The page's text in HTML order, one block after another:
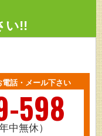
い!!
話・メール下さい
598
中無休）